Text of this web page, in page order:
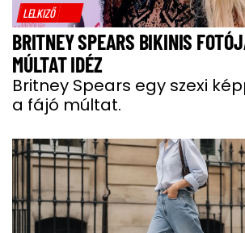
LELKIZŐ
BRITNEY SPEARS BIKINIS
MÚLTAT IDÉZ
Britney Spears egy szexi
a fájó múltat.